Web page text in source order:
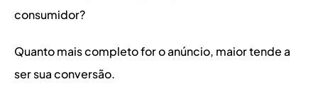
consumidor?
Quanto mais completo for o anúncio, maior tende a
ser sua conversão.